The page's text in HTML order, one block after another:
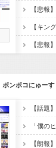
ポンポコにゅーす